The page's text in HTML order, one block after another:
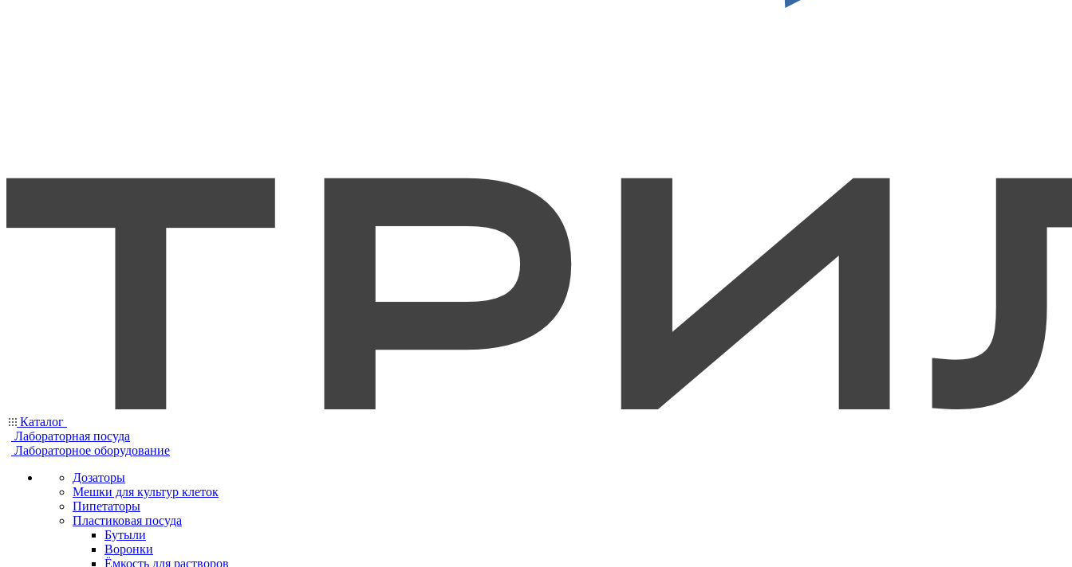
Каталог
Лабораторная посуда
Лабораторное оборудование
Дозаторы
Мешки для культур клеток
Пипетаторы
Пластиковая посуда
Бутыли
Воронки
Ёмкость для растворов